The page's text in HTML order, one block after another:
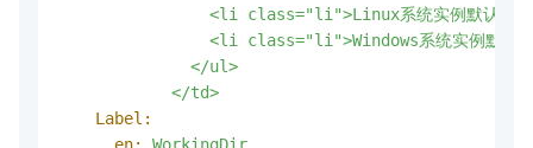
<li
class="li">Linux系统实例默认在管
<li
class="li">Windows系统实例默认在
</ul>
</td>
Label: